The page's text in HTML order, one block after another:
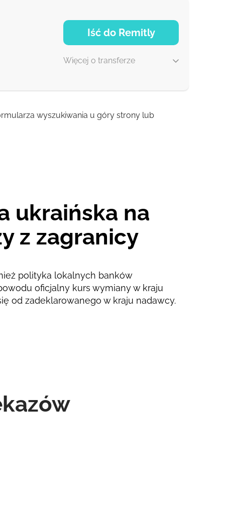
1 god
Iść do Remitly
Więcej o transferze
wyszukiwania u góry strony lub
ukraińska na
z zagranicy
polityka lokalnych banków
oficjalny kurs wymiany w kraju
od zadeklarowanego w kraju nadawcy.